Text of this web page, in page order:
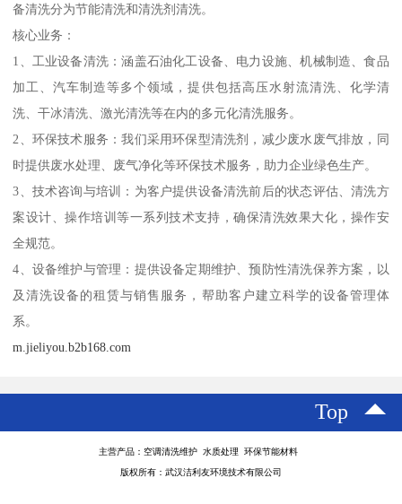
备清洗分为节能清洗和清洗剂清洗。
核心业务：
1、工业设备清洗：涵盖石油化工设备、电力设施、机械制造、食品
加工、汽车制造等多个领域，提供包括高压水射流清洗、化学清
洗、干冰清洗、激光清洗等在内的多元化清洗服务。
2、环保技术服务：我们采用环保型清洗剂，减少废水废气排放，同
时提供废水处理、废气净化等环保技术服务，助力企业绿色生产。
3、技术咨询与培训：为客户提供设备清洗前后的状态评估、清洗方
案设计、操作培训等一系列技术支持，确保清洗效果大化，操作安
全规范。
4、设备维护与管理：提供设备定期维护、预防性清洗保养方案，以
及清洗设备的租赁与销售服务，帮助客户建立科学的设备管理体
系。
m.jieliyou.b2b168.com
Top
主营产品：空调清洗维护 水质处理 环保节能材料
版权所有：武汉洁利友环境技术有限公司